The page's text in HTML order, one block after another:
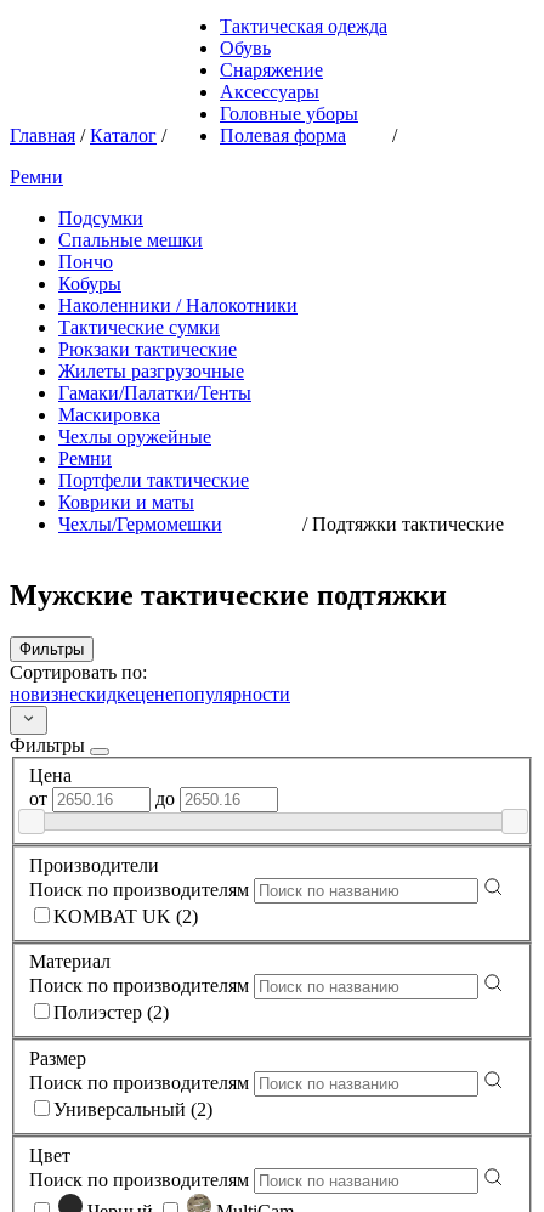
Главная /Каталог /
Тактическая одежда
Обувь
Снаряжение
Аксессуары
Головные уборы
Полевая форма
/
Ремни
Подсумки
Спальные мешки
Пончо
Кобуры
Наколенники / Налокотники
Тактические сумки
Рюкзаки тактические
Жилеты разгрузочные
Гамаки/Палатки/Тенты
Маскировка
Чехлы оружейные
Ремни
Портфели тактические
Коврики и маты
Чехлы/Гермомешки
/Подтяжки тактические
Мужские тактические подтяжки
Фильтры
Сортировать по:
новизнескидкеценепопулярности
Фильтры
Цена
от
до
Производители
Поиск по производителям
KOMBAT UK (2)
Материал
Поиск по производителям
Полиэстер (2)
Размер
Поиск по производителям
Универсальный (2)
Цвет
Поиск по производителям